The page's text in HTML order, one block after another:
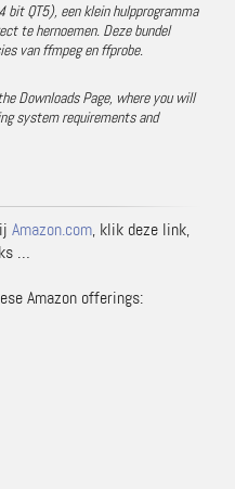
bit QT5), een klein hulpprogramma
te hernoemen. Deze bundel
van ffmpeg en ffprobe.
Downloads Page, where you will
system requirements and
Amazon.com, klik deze link,
…
Amazon offerings: